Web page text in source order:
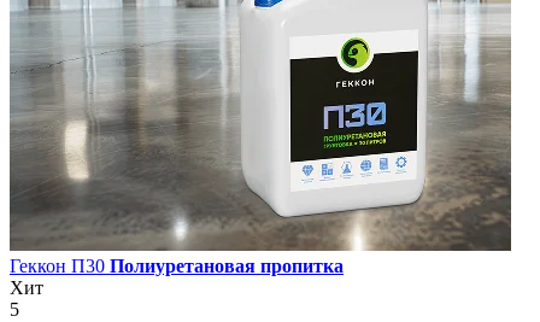
Геккон П30 Полиуретановая пропитка
Хит
5